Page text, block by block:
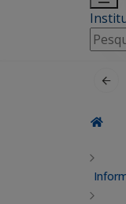
por: